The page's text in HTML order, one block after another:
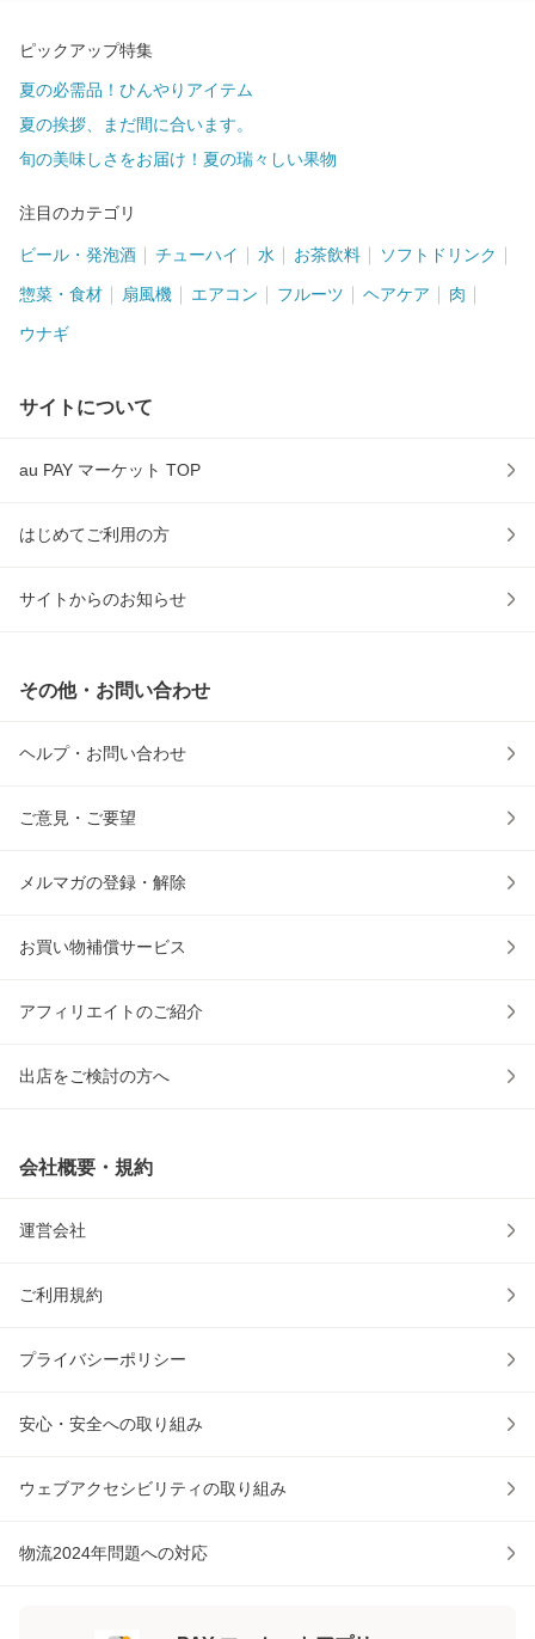
ピックアップ特集
夏の必需品！ひんやりアイテム
夏の挨拶、まだ間に合います。
旬の美味しさをお届け！夏の瑞々しい果物
注目のカテゴリ
ビール・発泡酒 チューハイ 水 お茶飲料 ソフトドリンク
惣菜・食材 扇風機 エアコン フルーツ ヘアケア 肉
ウナギ
サイトについて
au PAY マーケット TOP
はじめてご利用の方
サイトからのお知らせ
その他・お問い合わせ
ヘルプ・お問い合わせ
ご意見・ご要望
メルマガの登録・解除
お買い物補償サービス
アフィリエイトのご紹介
出店をご検討の方へ
会社概要・規約
運営会社
ご利用規約
プライバシーポリシー
安心・安全への取り組み
ウェブアクセシビリティの取り組み
物流2024年問題への対応